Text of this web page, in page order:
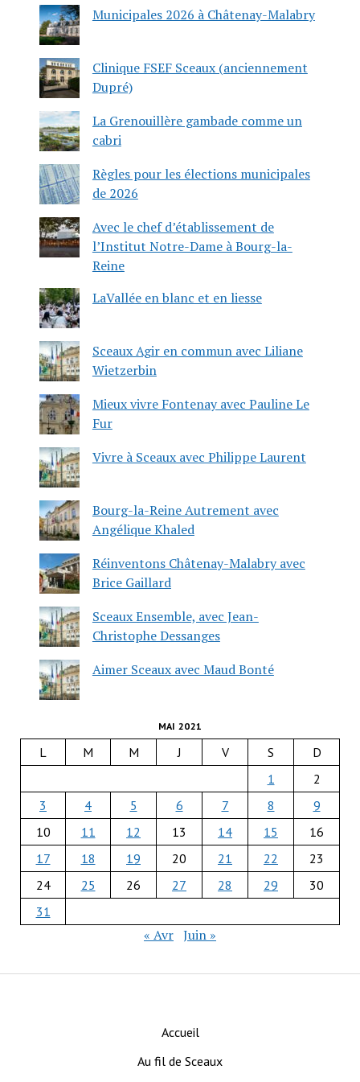
Municipales 2026 à Châtenay-Malabry
Clinique FSEF Sceaux (anciennement
Dupré)
La Grenouillère gambade comme un
cabri
Règles pour les élections municipales
de 2026
Avec le chef d’établissement de
l’Institut Notre-Dame à Bourg-la-
Reine
LaVallée en blanc et en liesse
Sceaux Agir en commun avec Liliane
Wietzerbin
Mieux vivre Fontenay avec Pauline Le
Fur
Vivre à Sceaux avec Philippe Laurent
Bourg-la-Reine Autrement avec
Angélique Khaled
Réinventons Châtenay-Malabry avec
Brice Gaillard
Sceaux Ensemble, avec Jean-
Christophe Dessanges
Aimer Sceaux avec Maud Bonté
MAI 2021
L M M J V S
D
1
2
3
4 5 6 7 8
9
10
11 12 13 14 15
16
17
18 19 20 21 22
23
24
25 26 27 28 29
30
31
« Avr Juin »
Accueil
Au fil de Sceaux